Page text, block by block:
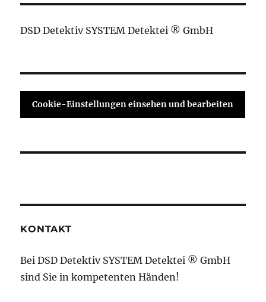
DSD Detektiv SYSTEM Detektei ® GmbH
Cookie-Einstellungen einsehen und bearbeiten
KONTAKT
Bei DSD Detektiv SYSTEM Detektei ® GmbH
sind Sie in kompetenten Händen!